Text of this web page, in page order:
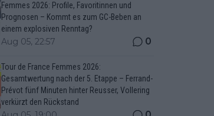
Femmes 2026: Profile, Favoritinnen und
Prognosen – Kommt es zum GC-Beben an
einem explosiven Renntag?
Aug 05, 22:57 0
Tour de France Femmes 2026:
Gesamtwertung nach der 5. Etappe – Ferrand-
Prévot fünf Minuten hinter Reusser, Vollering
verkürzt den Rückstand